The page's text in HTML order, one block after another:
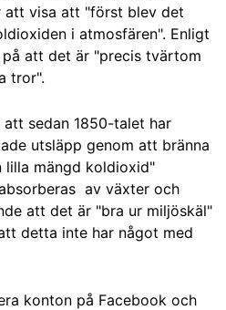
visa att "först blev det
i atmosfären". Enligt
att det är "precis tvärtom
tror".
sedan 1850-talet har
utsläpp genom att bränna
lilla mängd koldioxid"
av växter och
att det är "bra ur miljöskäl"
detta inte har något med
konton på Facebook och